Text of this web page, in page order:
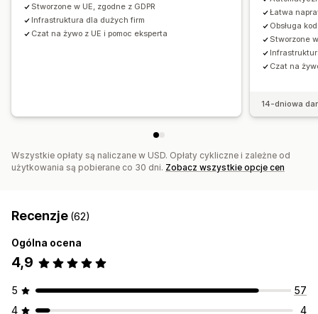
Stworzone w UE, zgodne z GDPR
Infrastruktura dla dużych firm
Czat na żywo z UE i pomoc eksperta
Łatwa
Obsługa
Stworzone
Czat na
14-dniowa
Wszystkie opłaty są naliczane w USD. Opłaty cykliczne i zależne od
użytkowania są pobierane co 30 dni. Zobacz wszystkie opcje cen
Recenzje (62)
Ogólna ocena
4,9
5
57
4
4